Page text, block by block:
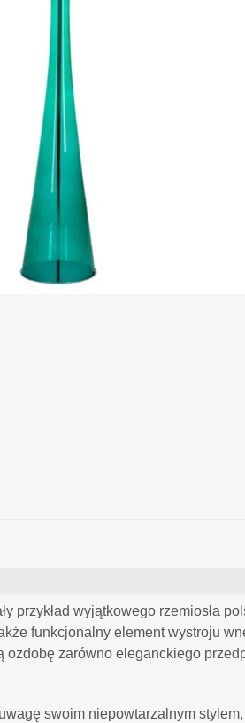
przykład wyjątkowego rzemiosła
funkcjonalny element wystroju
zarówno eleganckiego
swoim niepowtarzalnym